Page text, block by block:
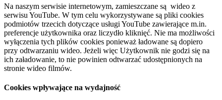
Na naszym serwisie internetowym, zamieszczane są wideo z
serwisu YouTube. W tym celu wykorzystywane są pliki cookies
podmiotów trzecich dotyczące usługi YouTube zawierające m.in.
preferencje użytkownika oraz liczydło kliknięć. Nie ma możliwości
wyłączenia tych plików cookies ponieważ ładowane są dopiero
przy odtwarzaniu wideo. Jeżeli więc Użytkownik nie godzi się na
ich załadowanie, to nie powinien odtwarzać udostępnionych na
stronie wideo filmów.
Cookies wpływające na wydajność